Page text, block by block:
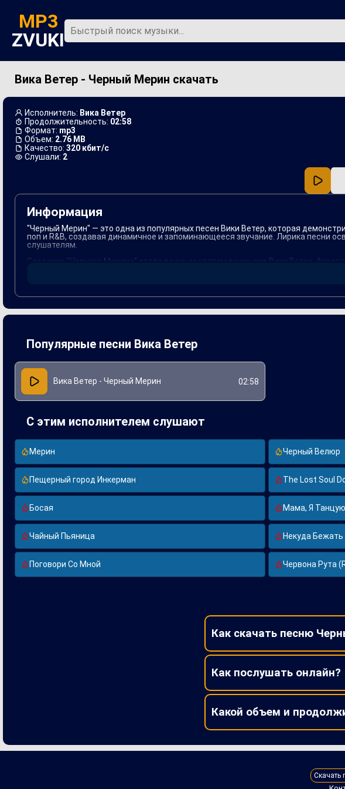
MP3
ZVUKI
Главная Новинки
Вика Ветер - Черный Мерин скачать
Исполнитель: Вика Ветер
Продолжительность: 02:58
Формат: mp3
Объем: 2.76 MB
Качество: 320 кбит/с
Слушали: 2
Информация
"Черный Мерин" — это одна из популярных песен Вики Ветер, которая
поп и R&B, создавая динамичное и запоминающееся звучание. Лирика песни
слушателям.
Создание "Черного Мерина" стало важным этапом в карьере Вики Ветер.
достичь гармоничного соединения музыки и слова. Песня была хорошо
Популярные песни Вика Ветер
Вика Ветер - Черный Мерин 02:58
С этим исполнителем слушают
Мерин Черный Велюр
Пещерный город Инкерман The Lost Soul
Босая Мама, Я Танцую
Чайный Пьяница Некуда Бежать
Поговори Со Мной Червона Рута
Как скачать песню
Как послушать онлайн?
Какой объем и
Скачать